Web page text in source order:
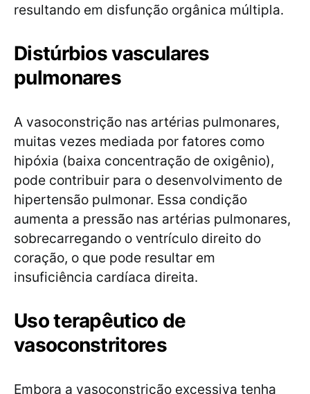
resultando em disfunção orgânica múltipla.
Distúrbios vasculares
pulmonares
A vasoconstrição nas artérias pulmonares,
muitas vezes mediada por fatores como
hipóxia (baixa concentração de oxigênio),
pode contribuir para o desenvolvimento de
hipertensão pulmonar. Essa condição
aumenta a pressão nas artérias pulmonares,
sobrecarregando o ventrículo direito do
coração, o que pode resultar em
insuficiência cardíaca direita.
Uso terapêutico de
vasoconstritores
Embora a vasoconstrição excessiva tenha